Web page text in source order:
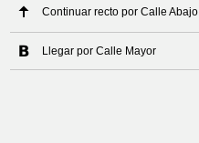
Continuar recto por Calle Abajo
Llegar por Calle Mayor